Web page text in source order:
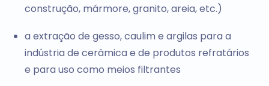
construção, mármore, granito, areia, etc.)
a extração de gesso, caulim e argilas para a
indústria de cerâmica e de produtos refratários
e para uso como meios filtrantes